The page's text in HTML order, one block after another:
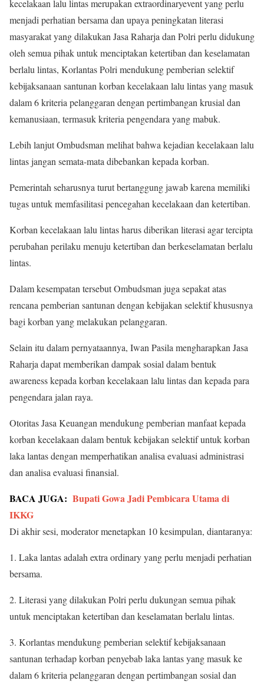
kecelakaan lalu lintas merupakan extraordinaryevent yang perlu
menjadi perhatian bersama dan upaya peningkatan literasi
masyarakat yang dilakukan Jasa Raharja dan Polri perlu didukung
oleh semua pihak untuk menciptakan ketertiban dan keselamatan
berlalu lintas, Korlantas Polri mendukung pemberian selektif
kebijaksanaan santunan korban kecelakaan lalu lintas yang masuk
dalam 6 kriteria pelanggaran dengan pertimbangan krusial dan
kemanusiaan, termasuk kriteria pengendara yang mabuk.
Lebih lanjut Ombudsman melihat bahwa kejadian kecelakaan lalu
lintas jangan semata-mata dibebankan kepada korban.
Pemerintah seharusnya turut bertanggung jawab karena memiliki
tugas untuk memfasilitasi pencegahan kecelakaan dan ketertiban.
Korban kecelakaan lalu lintas harus diberikan literasi agar tercipta
perubahan perilaku menuju ketertiban dan berkeselamatan berlalu
lintas.
Dalam kesempatan tersebut Ombudsman juga sepakat atas
rencana pemberian santunan dengan kebijakan selektif khususnya
bagi korban yang melakukan pelanggaran.
Selain itu dalam pernyataannya, Iwan Pasila mengharapkan Jasa
Raharja dapat memberikan dampak sosial dalam bentuk
awareness kepada korban kecelakaan lalu lintas dan kepada para
pengendara jalan raya.
Otoritas Jasa Keuangan mendukung pemberian manfaat kepada
korban kecelakaan dalam bentuk kebijakan selektif untuk korban
laka lantas dengan memperhatikan analisa evaluasi administrasi
dan analisa evaluasi finansial.
BACA JUGA: Bupati Gowa Jadi Pembicara Utama di
IKKG
Di akhir sesi, moderator menetapkan 10 kesimpulan, diantaranya:
1. Laka lantas adalah extra ordinary yang perlu menjadi perhatian
bersama.
2. Literasi yang dilakukan Polri perlu dukungan semua pihak
untuk menciptakan ketertiban dan keselamatan berlalu lintas.
3. Korlantas mendukung pemberian selektif kebijaksanaan
santunan terhadap korban penyebab laka lantas yang masuk ke
dalam 6 kriteria pelanggaran dengan pertimbangan sosial dan